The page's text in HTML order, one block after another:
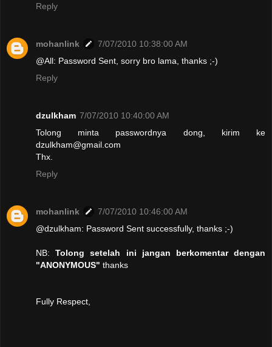
Reply
mohanlink
7/07/2010 10:38:00 AM
@All: Password Sent, sorry bro lama, thanks ;-)
Reply
dzulkham 7/07/2010 10:40:00 AM
Tolong minta passwordnya dong, kirim ke
dzulkham@gmail.com
Thx.
Reply
mohanlink
7/07/2010 10:46:00 AM
@dzulkham: Password Sent successfully, thanks ;-)
NB:Tolong setelah ini jangan berkomentar dengan
"ANONYMOUS" thanks
Fully Respect,